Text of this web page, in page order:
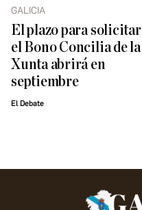
GALICIA
El plazo para solicitar
el Bono Concilia de la
Xunta abrirá en
septiembre
El Debate